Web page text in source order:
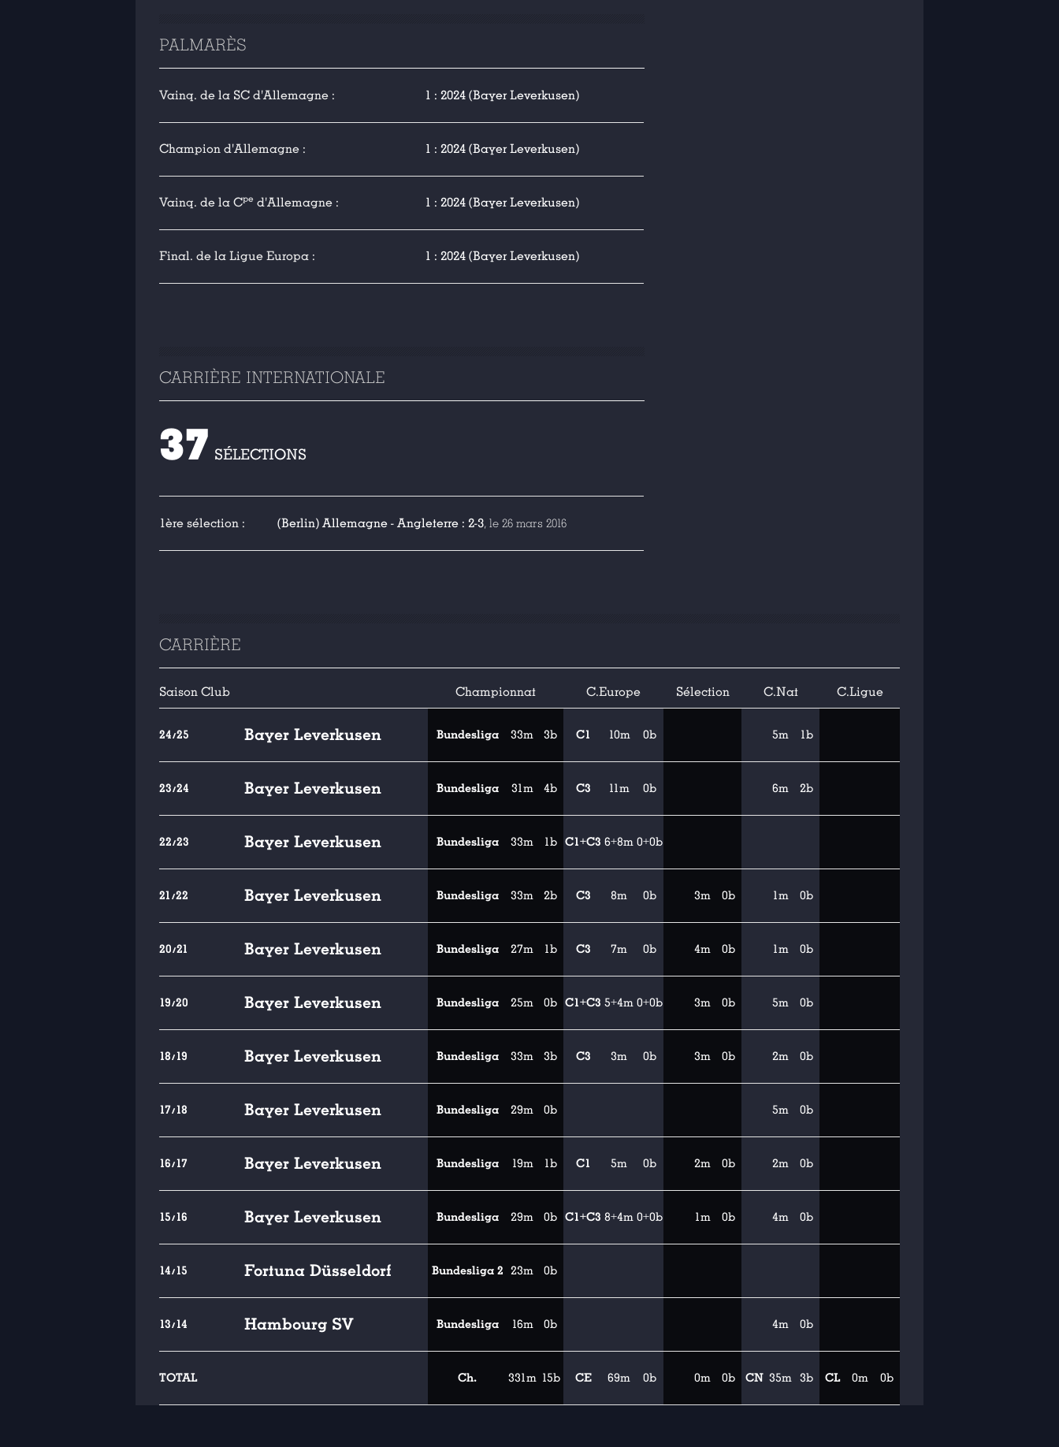
PALMARÈS
Vainq. de la SC d'Allemagne : 1 : 2024 (Bayer Leverkusen)
Champion d'Allemagne : 1 : 2024 (Bayer Leverkusen)
Vainq. de la Cpe d'Allemagne : 1 : 2024 (Bayer Leverkusen)
Final. de la Ligue Europa : 1 : 2024 (Bayer Leverkusen)
CARRIÈRE INTERNATIONALE
37 SÉLECTIONS
1ère sélection : (Berlin) Allemagne - Angleterre : 2-3, le 26 mars 2016
CARRIÈRE
Saison Club Championnat C.Europe Sélection C.Nat C.Ligue
24/25 Bayer Leverkusen Bundesliga 33m 3b C1 10m 0b 5m 1b
23/24 Bayer Leverkusen Bundesliga 31m 4b C3 11m 0b 6m 2b
22/23 Bayer Leverkusen Bundesliga 33m 1b C1+C3 6+8m 0+0b
21/22 Bayer Leverkusen Bundesliga 33m 2b C3 8m 0b 3m 0b 1m 0b
20/21 Bayer Leverkusen Bundesliga 27m 1b C3 7m 0b 4m 0b 1m 0b
19/20 Bayer Leverkusen Bundesliga 25m 0b C1+C3 5+4m 0+0b 3m 0b 5m 0b
18/19 Bayer Leverkusen Bundesliga 33m 3b C3 3m 0b 3m 0b 2m 0b
17/18 Bayer Leverkusen Bundesliga 29m 0b 5m 0b
16/17 Bayer Leverkusen Bundesliga 19m 1b C1 5m 0b 2m 0b 2m 0b
15/16 Bayer Leverkusen Bundesliga 29m 0b C1+C3 8+4m 0+0b 1m 0b 4m 0b
14/15 Fortuna Düsseldorf Bundesliga 2 23m 0b
13/14 Hambourg SV Bundesliga 16m 0b 4m 0b
TOTAL Ch. 331m 15b CE 69m 0b 0m 0b CN 35m 3b CL 0m 0b